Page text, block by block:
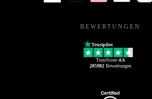
BEWERTUNGEN
Trustpilot
TrustScore 4.6
205982Bewertungen